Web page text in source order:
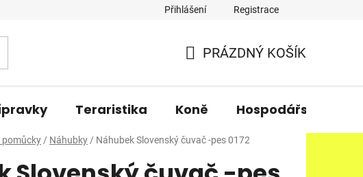
Přihlášení Registrace
KOŠÍK
PRÁZDNÝ KOŠÍK
Teraristika Koně Hospodářská
pomůcky / Náhubky / Náhubek Slovenský čuvač -pes 0172